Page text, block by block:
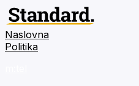
Naslovna
Politika